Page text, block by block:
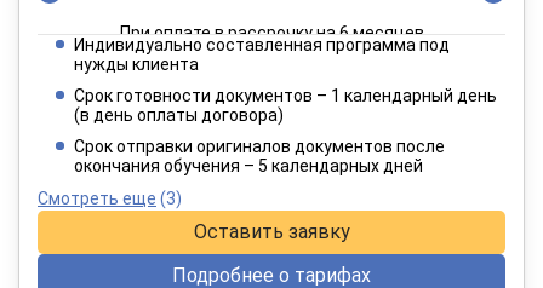
При оплате в рассрочку на 6 месяцев
4 949 руб. / 8 249 руб.
При оплате в рассрочку на 12 месяцев
Индивидуально составленная программа под
нужды клиента
Срок готовности документов – 1 календарный день
(в день оплаты договора)
Срок отправки оригиналов документов после
окончания обучения – 5 календарных дней
Смотреть еще (3)
Оставить заявку
Подробнее о тарифах